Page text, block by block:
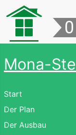
Mona-
Start
Der Plan
Der Ausbau